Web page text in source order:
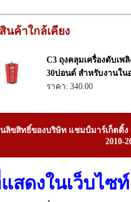
สินค้าใกล้เคียง
C3 ถุงคลุมเครื่องดับเพ
30ปอนด์ สำหรับงานใน
ราคา: 340.00
ลิขสิทธิ์ของบริษัท แชมป์มาร์เก็ต
2010-
สดงในเว็บไซ